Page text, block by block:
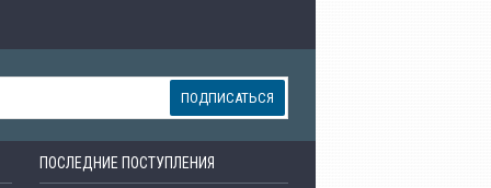
ПОДПИСАТЬСЯ
ПОСЛЕДНИЕ ПОСТУПЛЕНИЯ